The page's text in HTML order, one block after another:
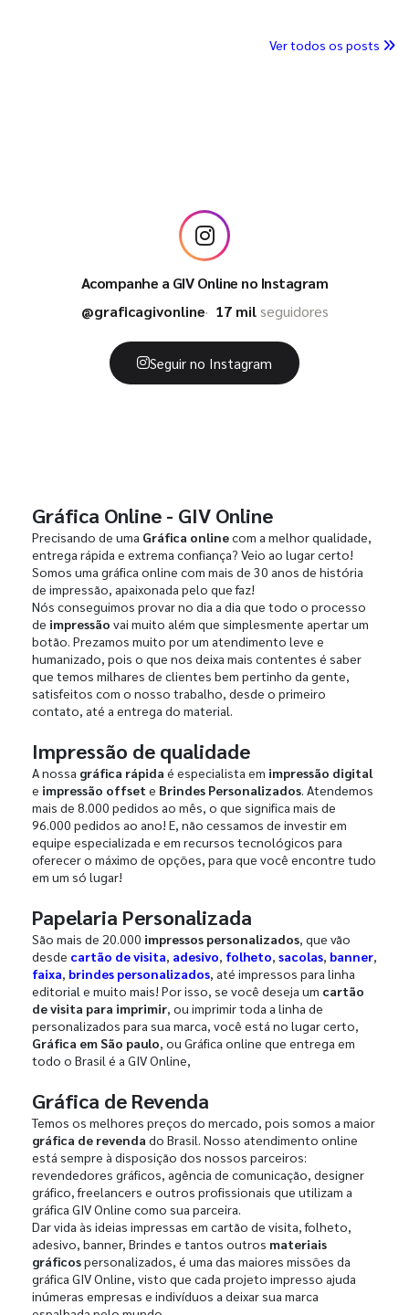
Ver todos os posts
Acompanhe a GIV Online no Instagram
@graficagivonline
17 milseguidores
Seguir no Instagram
Gráfica Online - GIV Online
Precisando de uma Gráfica onlinecom a melhor qualidade,
entrega rápida e extrema confiança? Veio ao lugar certo!
Somos uma gráfica online com mais de 30 anos de história
de impressão, apaixonada pelo que faz!
Nós conseguimos provar no dia a dia que todo o processo
de impressão vai muito além que simplesmente apertar um
botão. Prezamos muito por um atendimento leve e
humanizado, pois o que nos deixa mais contentes é saber
que temos milhares de clientes bem pertinho da gente,
satisfeitos com o nosso trabalho, desde o primeiro
contato, até a entrega do material.
Impressão de qualidade
A nossa gráfica rápida é especialista em impressão digital
e impressão offset e Brindes Personalizados. Atendemos
mais de 8.000 pedidos ao mês, o que significa mais de
96.000 pedidos ao ano! E, não cessamos de investir em
equipe especializada e em recursos tecnológicos para
oferecer o máximo de opções, para que você encontre tudo
em um só lugar!
Papelaria Personalizada
São mais de 20.000 impressos personalizados, que vão
desde cartão de visita, adesivo, folheto, sacolas, banner,
faixa, brindes personalizados, até impressos para linha
editorial e muito mais! Por isso, se você deseja um cartão
de visita para imprimir, ou imprimir toda a linha de
personalizados para sua marca, você está no lugar certo,
Gráfica em São paulo, ou Gráfica online que entrega em
todo o Brasil é a GIV Online,
Gráfica de Revenda
Temos os melhores preços do mercado, pois somos a maior
gráfica de revenda do Brasil. Nosso atendimento online
está sempre à disposição dos nossos parceiros:
revendedores gráficos, agência de comunicação, designer
gráfico, freelancers e outros profissionais que utilizam a
gráfica GIV Online como sua parceira.
Dar vida às ideias impressas em cartão de visita, folheto,
adesivo, banner, Brindes e tantos outros materiais
gráficospersonalizados, é uma das maiores missões da
gráfica GIV Online, visto que cada projeto impresso ajuda
inúmeras empresas e indivíduos a deixar sua marca